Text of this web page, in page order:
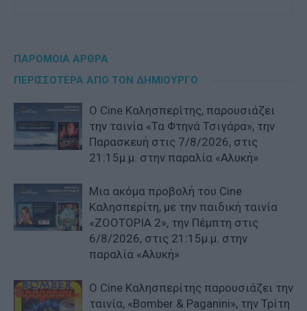
ΠΑΡΟΜΟΙΑ ΑΡΘΡΑ
ΠΕΡΙΣΣΟΤΕΡΑ ΑΠΟ ΤΟΝ ΔΗΜΙΟΥΡΓΟ
Ο Cine Καλησπερίτης, παρουσιάζει
την ταινία «Τα Φτηνά Τσιγάρα», την
Παρασκευή στις 7/8/2026, στις
21:15μ.μ. στην παραλία «Αλυκή»
Μια ακόμα προβολή του Cine
Καλησπερίτη, με την παιδική ταινία
«ZOOTOPIA 2», την Πέμπτη στις
6/8/2026, στις 21:15μ.μ. στην
παραλία «Αλυκή»
Ο Cine Καλησπερίτης παρουσιάζει την
ταινία, «Bomber & Paganini», την Τρίτη